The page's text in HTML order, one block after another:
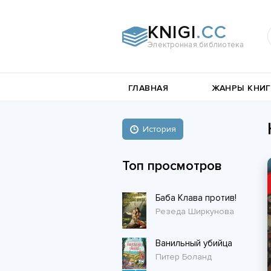
KNIGI.CC
Электронная библиотека
ГЛАВНАЯ ЖАНРЫ КНИГ
Книги о войне
Короткие любовные романы
История
Топ просмотров
Баба Клава против!
Резеда Ширкунова
Ванильный убийца
Питер Боланд
Документальная